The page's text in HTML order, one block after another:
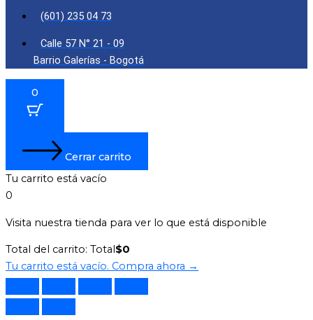
(601) 235 04 73
Calle 57 N° 21 - 09
Barrio Galerías - Bogotá
0
Cerrar carrito
Tu carrito está vacío
0
Visita nuestra tienda para ver lo que está disponible
Total del carrito: Total$0
Tu carrito está vacío. Compra ahora →